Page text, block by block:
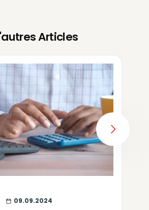
Articles
09.09.2024